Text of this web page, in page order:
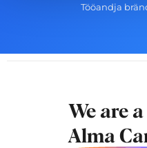
Tööandja
We are
Alma